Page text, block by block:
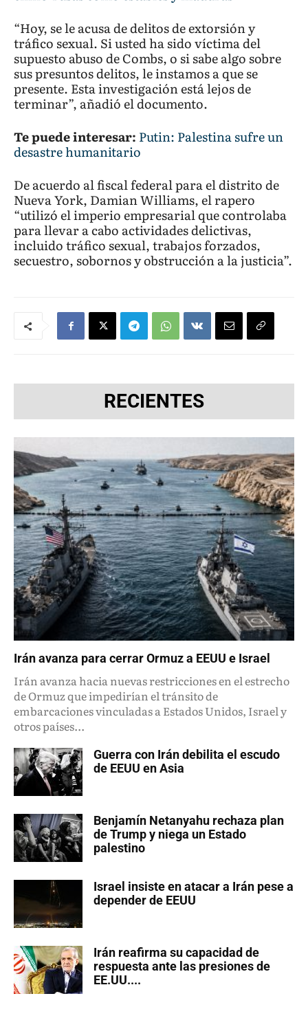
“Hoy, se le acusa de delitos de extorsión y
tráfico sexual. Si usted ha sido víctima del
supuesto abuso de Combs, o si sabe algo sobre
sus presuntos delitos, le instamos a que se
presente. Esta investigación está lejos de
terminar”, añadió el documento.
Te puede interesar: Putin: Palestina sufre un
desastre humanitario
De acuerdo al fiscal federal para el distrito de
Nueva York, Damian Williams, el rapero
“utilizó el imperio empresarial que controlaba
para llevar a cabo actividades delictivas,
incluido tráfico sexual, trabajos forzados,
secuestro, sobornos y obstrucción a la justicia”.
RECIENTES
Irán avanza para cerrar Ormuz a EEUU e Israel
Irán avanza hacia nuevas restricciones en el estrecho
de Ormuz que impedirían el tránsito de
embarcaciones vinculadas a Estados Unidos, Israel y
otros países...
Guerra con Irán debilita el escudo
de EEUU en Asia
Benjamín Netanyahu rechaza plan
de Trump y niega un Estado
palestino
Israel insiste en atacar a Irán pese a
depender de EEUU
Irán reafirma su capacidad de
respuesta ante las presiones de
EE.UU....